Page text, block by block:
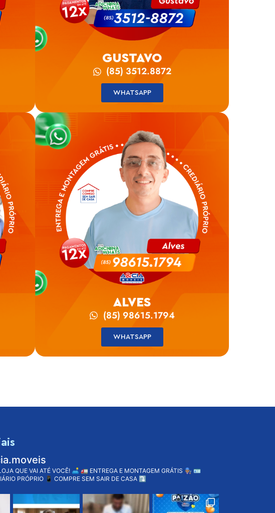
GUSTAVO
(85) 3512.8872
WHATSAPP
ALVES
(85) 98615.1794
WHATSAPP
QUE VAI ATÉ VOCÊ! 🛋️ 🚛 ENTREGA E MONTAGEM GRÁTIS 👨🏽‍🔧 🪪
PRÓPRIO 📱 COMPRE SEM SAIR DE CASA ⤵️